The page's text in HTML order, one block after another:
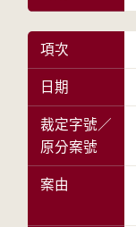
項次
日期
裁定字號／
原分案號
案由